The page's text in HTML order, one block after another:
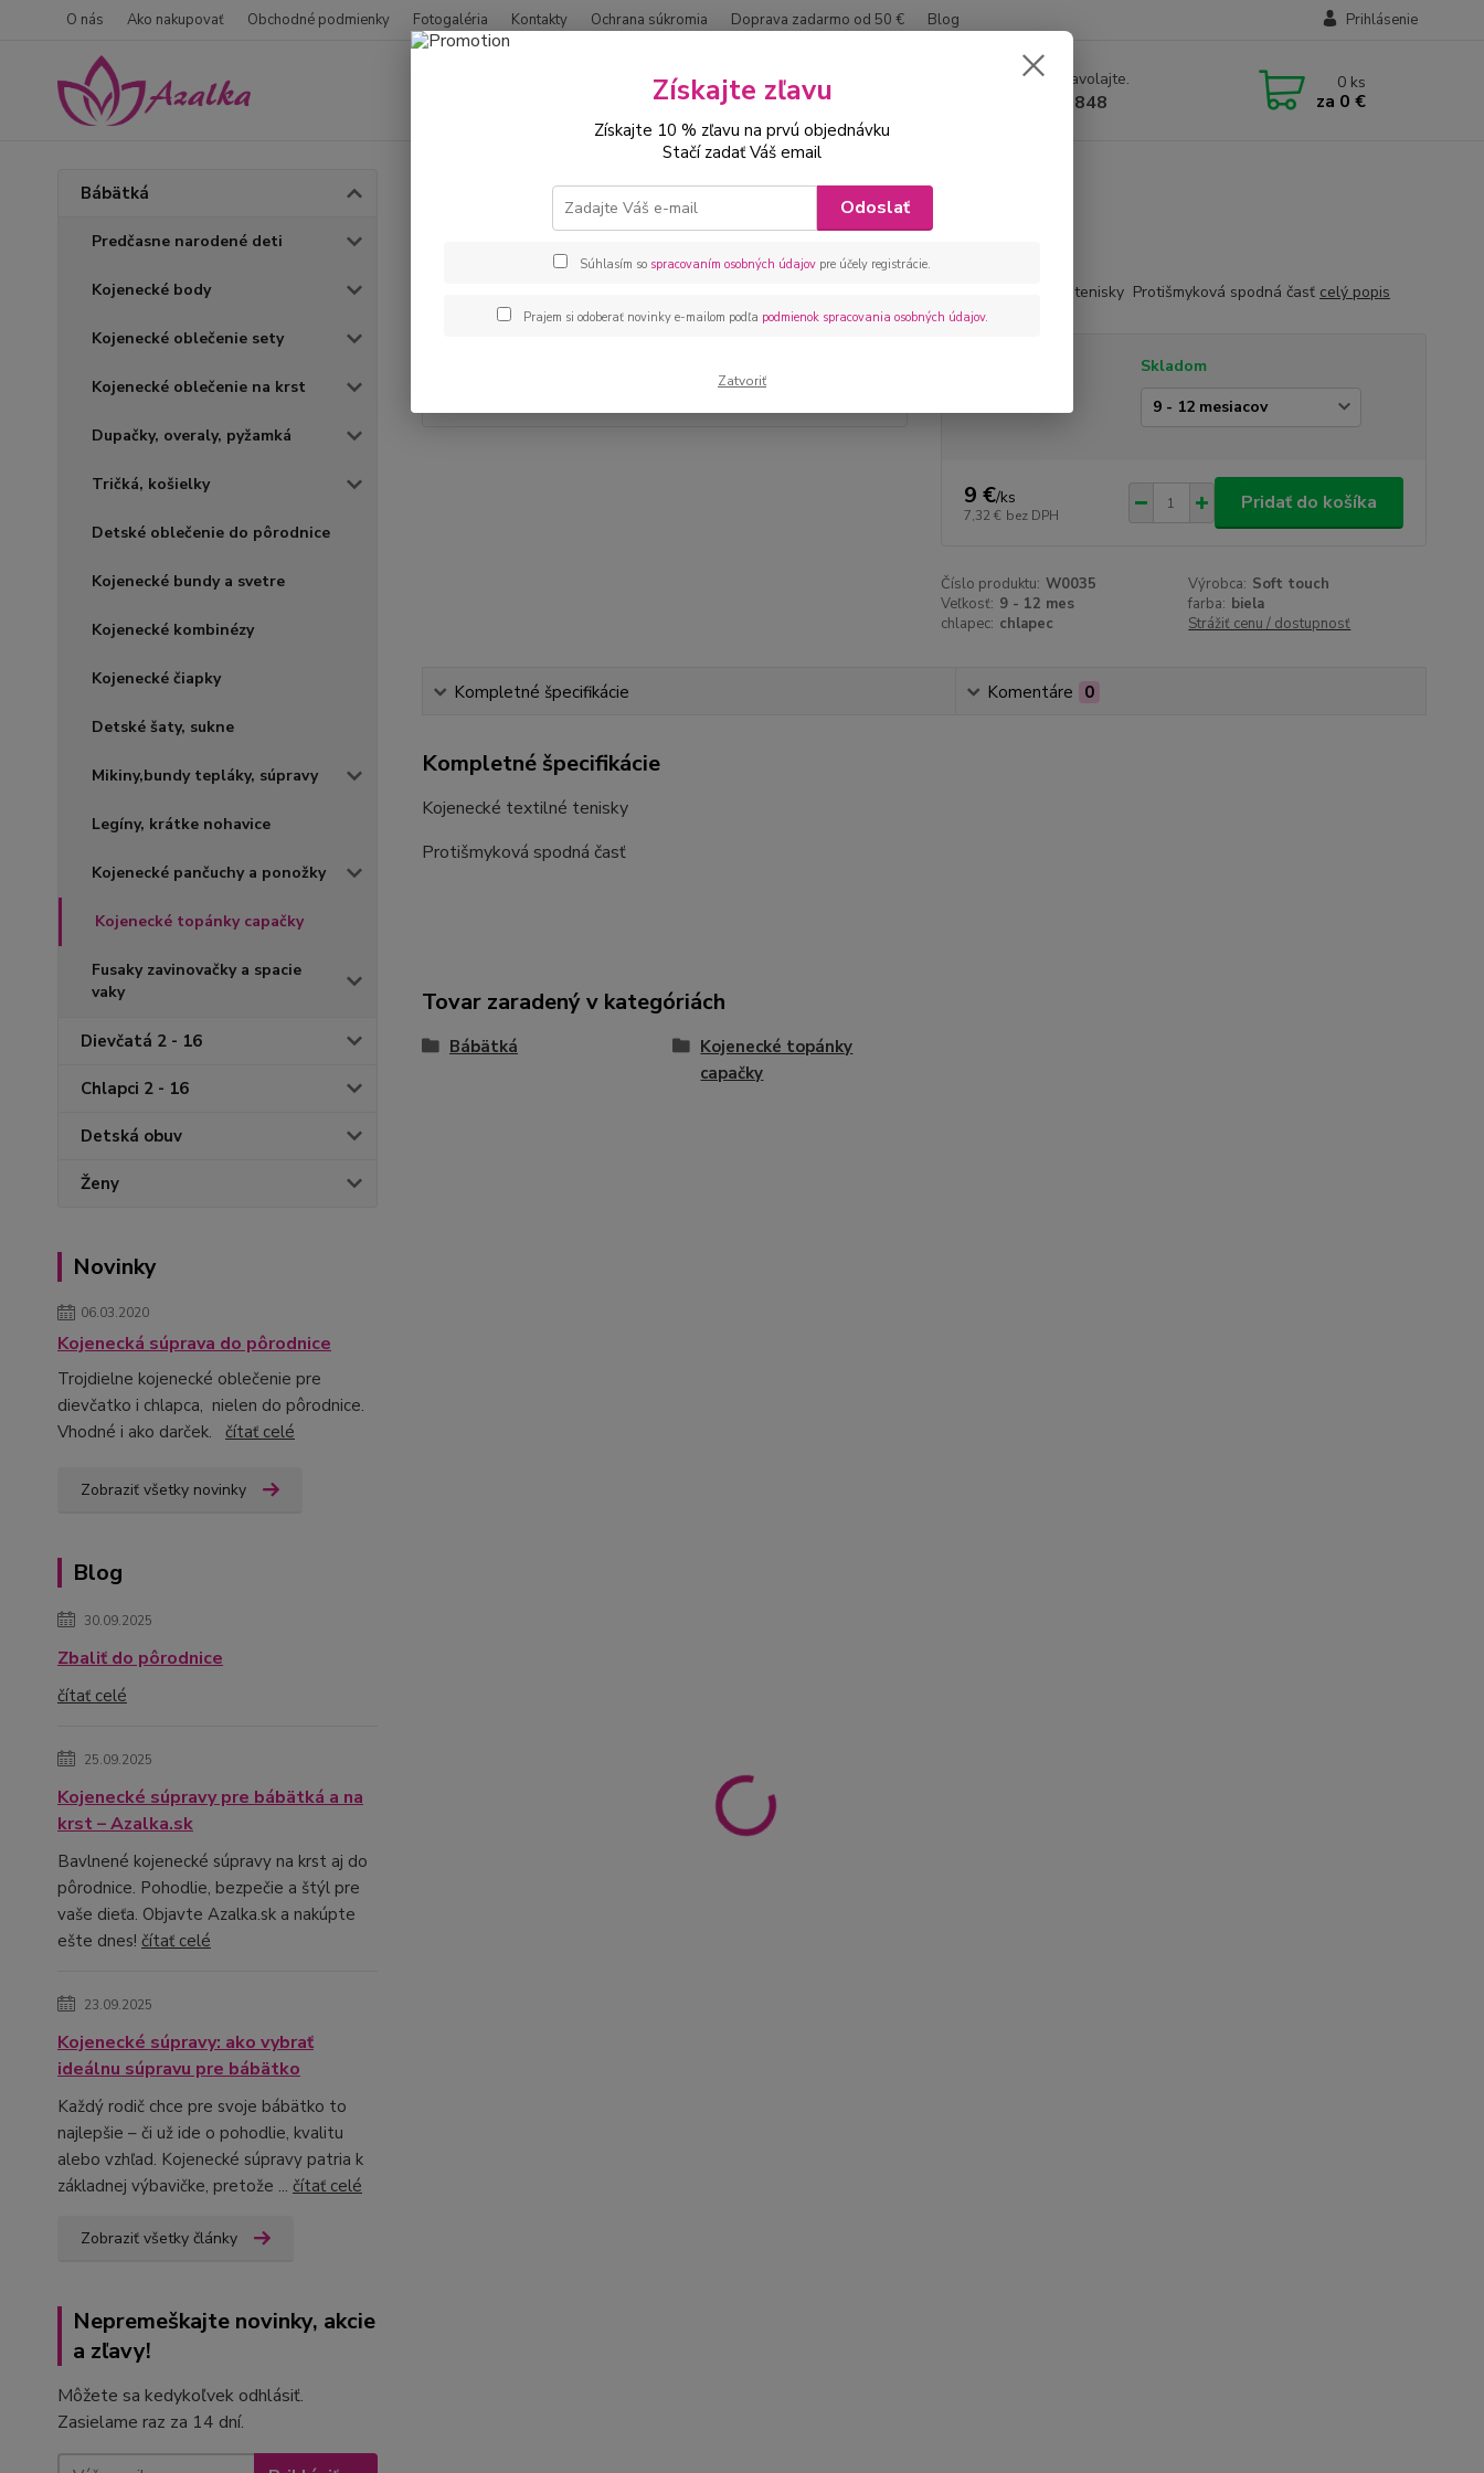
O nás Ako nakupovať Obchodné podmienky Fotogaléria Kontakty Ochrana súkromia Doprava zadarmo od 50 € Blog Prihlásenie
Hľadať Neviete si rady? Zavolajte.
00421 905 612848
0 ks
za 0 €
Bábätká
Predčasne narodené deti
Kojenecké body
Kojenecké oblečenie sety
Kojenecké oblečenie na krst
Dupačky, overaly, pyžamká
Tričká, košielky
Detské oblečenie do pôrodnice
Kojenecké bundy a svetre
Kojenecké kombinézy
Kojenecké čiapky
Detské šaty, sukne
Mikiny,bundy tepláky, súpravy
Legíny, krátke nohavice
Kojenecké pančuchy a ponožky
Kojenecké topánky capačky
Fusaky zavinovačky a spacie
vaky
Dievčatá 2 - 16
Chlapci 2 - 16
Detská obuv
Ženy
Novinky
06.03.2020
Kojenecká súprava do pôrodnice
Trojdielne kojenecké oblečenie pre
dievčatko i chlapca, nielen do pôrodnice.
Vhodné i ako darček. čítať celé
Zobraziť všetky novinky
Blog
30.09.2025
Zbaliť do pôrodnice
čítať celé
25.09.2025
Kojenecké súpravy pre bábätká a na
krst – Azalka.sk
Bavlnené kojenecké súpravy na krst aj do
pôrodnice. Pohodlie, bezpečie a štýl pre
vaše dieťa. Objavte Azalka.sk a nakúpte
ešte dnes! čítať celé
23.09.2025
Kojenecké súpravy: ako vybrať
ideálnu súpravu pre bábätko
Každý rodič chce pre svoje bábätko to
najlepšie – či už ide o pohodlie, kvalitu
alebo vzhľad. Kojenecké súpravy patria k
základnej výbavičke, pretože ... čítať celé
Zobraziť všetky články
Nepremeškajte novinky, akcie
a zľavy!
Môžete sa kedykoľvek odhlásiť.
Zasielame raz za 14 dní.
Kojenecké tenisky biele
Kojenecké textilné tenisky Protišmyková spodná časť celý popis
Skladom
9 €/ks
7,32 € bez DPH
Pridať do košíka
Číslo produktu: W0035 Výrobca: Soft touch
Veľkosť: 9 - 12 mes farba: biela
chlapec: chlapec Strážiť cenu / dostupnosť
Kompletné špecifikácie Komentáre 0
Kompletné špecifikácie
Kojenecké textilné tenisky
Protišmyková spodná časť
Tovar zaradený v kategóriách
Bábätká
Kojenecké topánky
capačky
Získajte zľavu
Získajte 10 % zľavu na prvú objednávku
Stačí zadať Váš email
Odoslať
Súhlasím so spracovaním osobných údajov pre účely registrácie.
Prajem si odoberať novinky e-mailom podľa podmienok spracovania osobných údajov.
Zatvoriť